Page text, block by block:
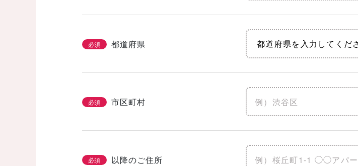
必須 都道府県
必須 市区町村
必須 以降のご住所